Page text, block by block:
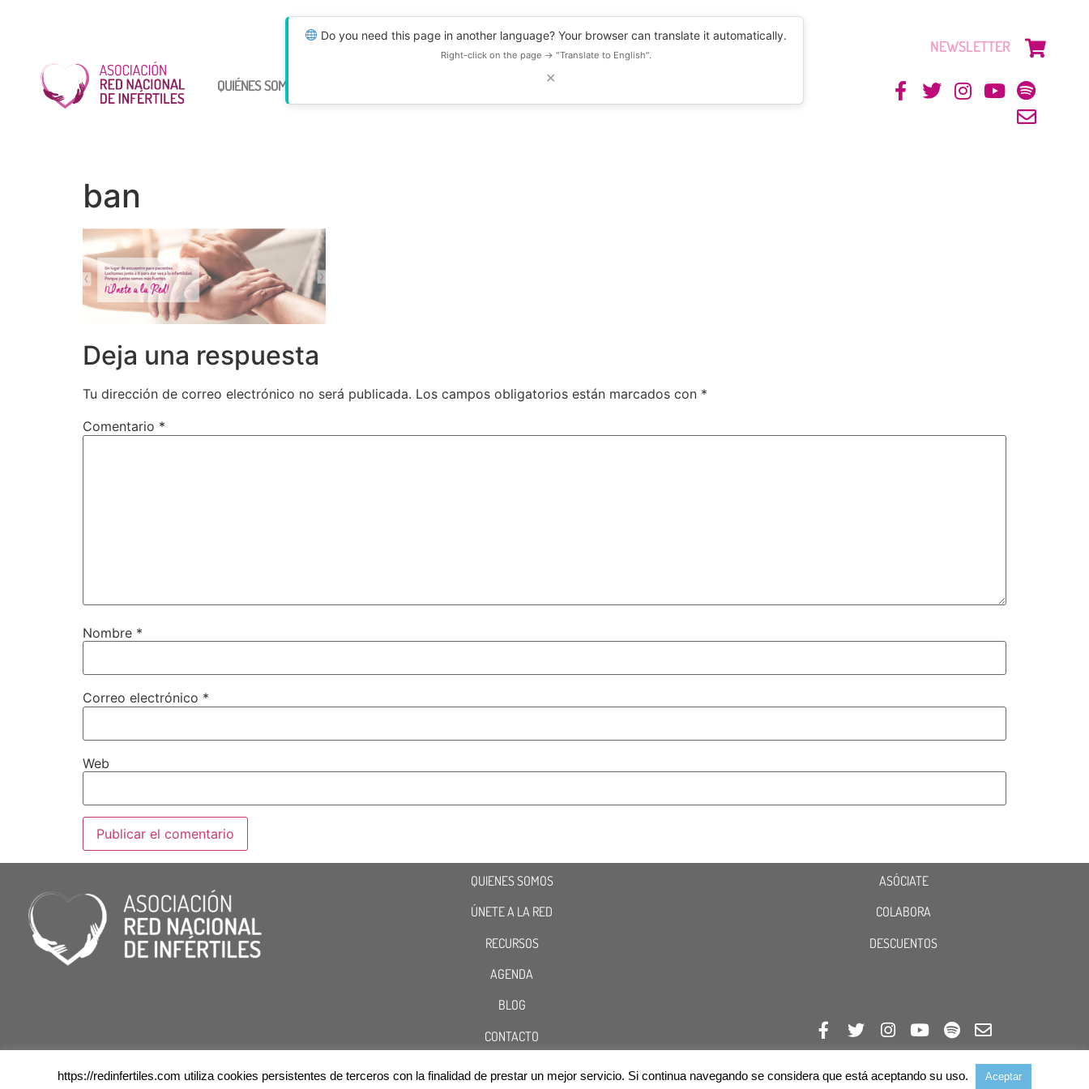
Do you need this page in another language? Your browser can translate it automatically.
Right-click on the page → "Translate to English".
✕
QUIÉNES SOMOS RECURSOS
NEWSLETTER
ban
Deja una respuesta
Tu dirección de correo electrónico no será publicada. Los campos obligatorios están marcados con *
Comentario *
Nombre *
Correo electrónico *
Web
QUIENES SOMOS
ÚNETE A LA RED
RECURSOS
AGENDA
BLOG
CONTACTO
Cookies Aviso Legal Política de Privacidad
ASÓCIATE
COLABORA
DESCUENTOS
https://redinfertiles.com utiliza cookies persistentes de terceros con la finalidad de prestar un mejor servicio. Si continua navegando se considera que está aceptando su uso. Aceptar